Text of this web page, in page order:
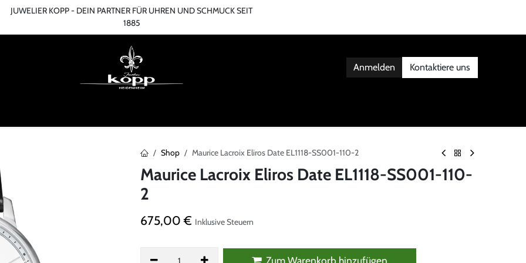
JUWELIER KOPP - DEIN PARTNER FÜR UHREN UND SCHMUCK SEIT
1885
Anmelden Kontaktiere uns
Shop Maurice Lacroix Eliros Date EL1118-SS001-110-2
Maurice Lacroix Eliros Date EL1118-SS001-110-
2
675,00 € Inklusive Steuern
Zum Warenkorb hinzufügen